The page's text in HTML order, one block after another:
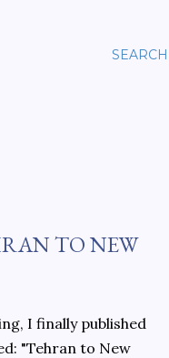
SEARCH
TO NEW
I finally published
"Tehran to New